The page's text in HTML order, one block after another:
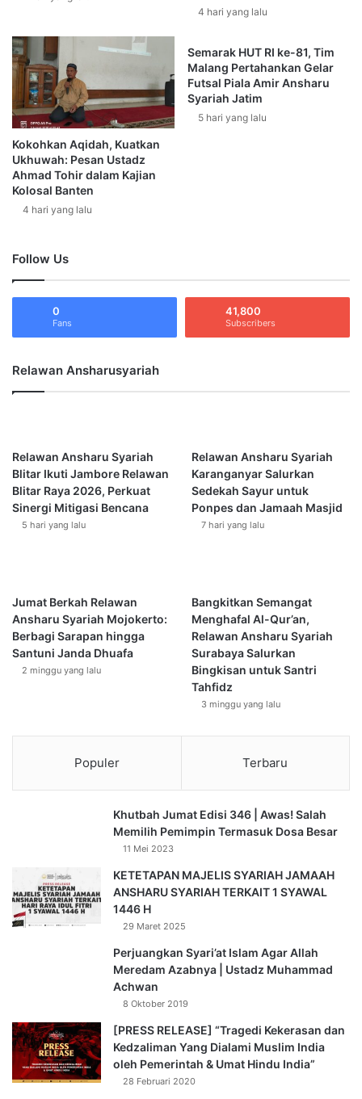
“Kami mengucapkan terimakasih kepada masyarakat
Surabaya yang telah memberikan bantuan untuk korban
banjir melalui pihaknya,” pungkasnya.
Sementara itu di kota lain, tepatnya di jl. Kalimantan dan jl.
Kontributor : Samsul & Masruri
G
a
l
n
g
D
a
n
a
u
k
K
a
B
u
a
r
a
r
n
a
a
U
b
a
i
d
U
m
a
U
z
A
b
d
i
m
b
i
f
4 hari yang lalu
Kokohkan Aqidah, Kuatkan
Ukhuwah: Pesan Ustadz
Ahmad Tohir dalam Kajian
Kolosal Banten
4 hari yang lalu
Semarak HUT RI ke-81, Tim
Malang Pertahankan Gelar
Futsal Piala Amir Ansharu
Syariah Jatim
5 hari yang lalu
Follow Us
0
Fans
41,800
Subscribers
Relawan Ansharusyariah
Relawan Ansharu Syariah
Blitar Ikuti Jambore Relawan
Blitar Raya 2026, Perkuat
Sinergi Mitigasi Bencana
5 hari yang lalu
Relawan Ansharu Syariah
Karanganyar Salurkan
Sedekah Sayur untuk
Ponpes dan Jamaah Masjid
7 hari yang lalu
Jumat Berkah Relawan
Ansharu Syariah Mojokerto:
Berbagi Sarapan hingga
Santuni Janda Dhuafa
2 minggu yang lalu
Bangkitkan Semangat
Menghafal Al-Qur’an,
Relawan Ansharu Syariah
Surabaya Salurkan
Bingkisan untuk Santri
Tahfidz
3 minggu yang lalu
Populer Terbaru
Khutbah Jumat Edisi 346 | Awas! Salah
Memilih Pemimpin Termasuk Dosa Besar
11 Mei 2023
KETETAPAN MAJELIS SYARIAH JAMAAH
ANSHARU SYARIAH TERKAIT 1 SYAWAL
1446 H
29 Maret 2025
Perjuangkan Syari’at Islam Agar Allah
Meredam Azabnya | Ustadz Muhammad
Achwan
8 Oktober 2019
[PRESS RELEASE] “Tragedi Kekerasan dan
Kedzaliman Yang Dialami Muslim India
oleh Pemerintah & Umat Hindu India”
28 Februari 2020